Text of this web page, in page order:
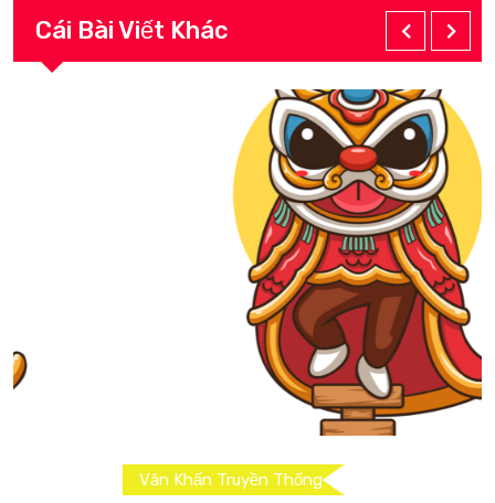
Cái Bài Viết Khác
Văn Khấn Truyền Thống